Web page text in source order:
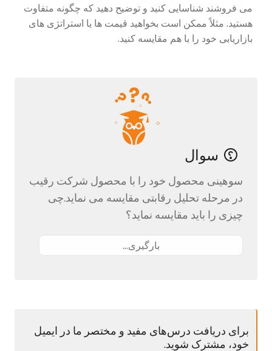
می فروشند شناسایی کنید و توضیح دهید که چگونه متفاوت
هستید. مثلاً ممکن است بخواهید قیمت ها یا استراتژی های
بازاریابی خود را با هم مقایسه کنید.
سوال
سوهینی محصول خود را با محصول شرکت رقیب
در مرحله تحلیل رقابتی مقایسه می نماید.چی
چیزی را باید مقایسه نماید؟
بارگیری...
برای دریافت درس‌های مفید و مختصر ما در ایمیل
خود، مشترک شوید.